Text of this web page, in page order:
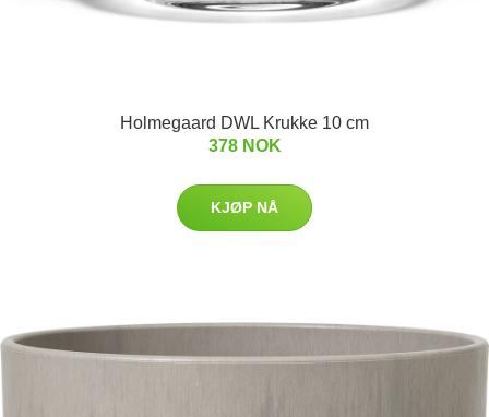
Holmegaard DWL Krukke 10 cm
378 NOK
KJØP NÅ